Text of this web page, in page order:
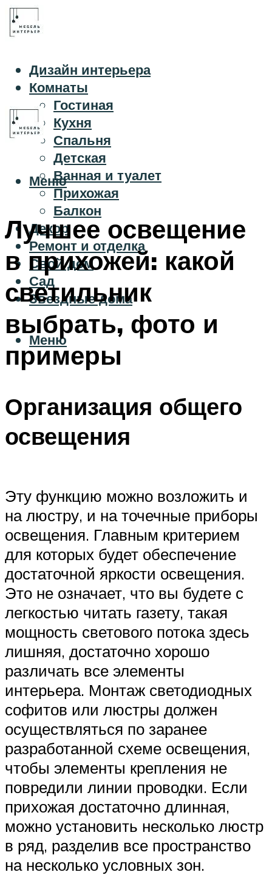
Дизайн интерьера
Комнаты
Гостиная
Кухня
Спальня
Детская
Ванная и туалет
Прихожая
Балкон
Декор
Ремонт и отделка
Свой дом
Сад
Звездные дома
Меню
Меню
Лучшее освещение
в прихожей: какой
светильник
выбрать, фото и
примеры
Организация общего
освещения
Эту функцию можно возложить и
на люстру, и на точечные приборы
освещения. Главным критерием
для которых будет обеспечение
достаточной яркости освещения.
Это не означает, что вы будете с
легкостью читать газету, такая
мощность светового потока здесь
лишняя, достаточно хорошо
различать все элементы
интерьера. Монтаж светодиодных
софитов или люстры должен
осуществляться по заранее
разработанной схеме освещения,
чтобы элементы крепления не
повредили линии проводки. Если
прихожая достаточно длинная,
можно установить несколько люстр
в ряд, разделив все пространство
на несколько условных зон.